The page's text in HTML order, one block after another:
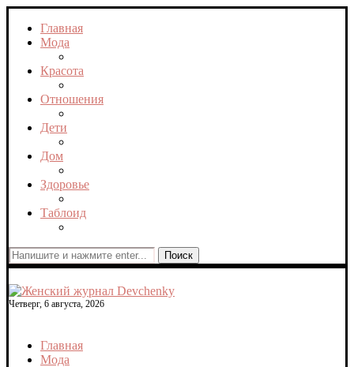
Главная
Мода
Красота
Отношения
Дети
Дом
Здоровье
Таблоид
Поиск
Четверг, 6 августа, 2026
Главная
Мода